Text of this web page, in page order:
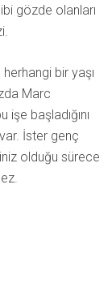
gözde olanları
bir yaşı
Marc
başladığını
İster genç
olduğu sürece